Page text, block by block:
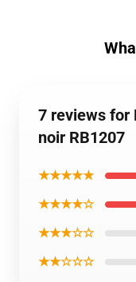
7 reviews for
noir RB1207
★★★★★
★★★★☆
★★★☆☆
★★☆☆☆